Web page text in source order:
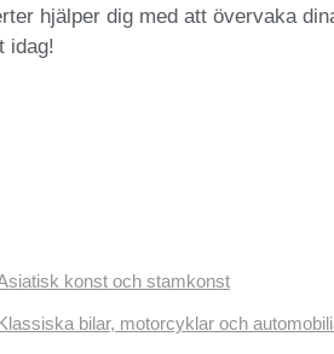
hjälper dig med att övervaka
idag!
konst och stamkonst
bilar, motorcyklar och